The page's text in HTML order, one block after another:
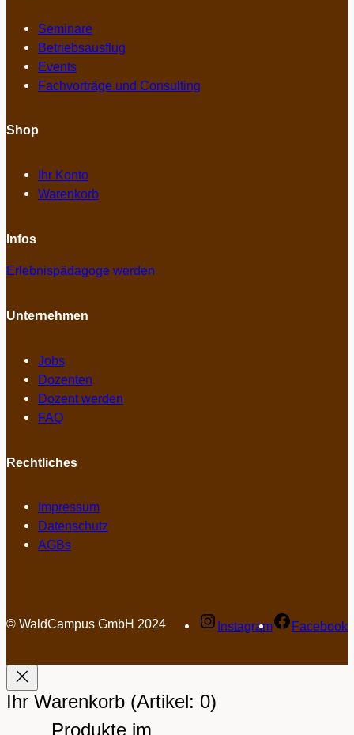
Seminare
Betriebsausflug
Events
Fachvorträge und Consulting
Shop
Ihr Konto
Warenkorb
Infos
Erlebnispädagoge werden
Unternehmen
Jobs
Dozenten
Dozent werden
FAQ
Rechtliches
Impressum
Datenschutz
AGBs
© WaldCampus GmbH 2024 Instagram Facebook
Ihr Warenkorb (Artikel: 0)
Produkte im